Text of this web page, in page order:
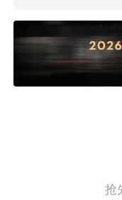
抢